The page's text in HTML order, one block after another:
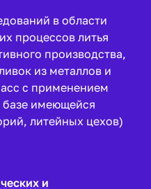
в области
процессов литья
производства,
из металлов и
с применением
базе имеющейся
литейных цехов)
и